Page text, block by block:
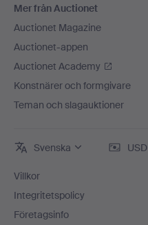
Mer från Auctionet
Auctionet Magazine
Auctionet-appen
Auctionet Academy
Konstnärer och formgivare
Teman och slagauktioner
Svenska USD
Villkor
Integritetspolicy
Företagsinfo